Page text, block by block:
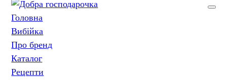
Головна
Вибійка
Про бренд
Каталог
Рецепти